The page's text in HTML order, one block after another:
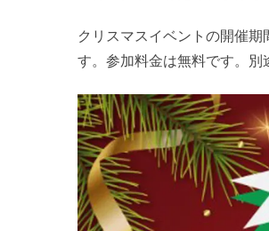
クリスマスイベントの開催
す。参加料金は無料です。別